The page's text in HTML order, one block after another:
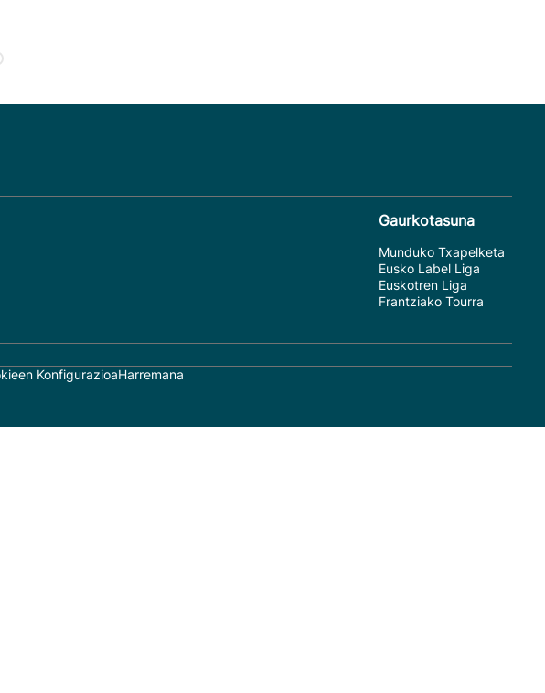
Gaurkotasuna
Munduko Txapelketa
Eusko Label Liga
Euskotren Liga
Frantziako Tourra
KonfigurazioaHarremana